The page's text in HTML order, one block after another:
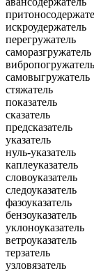
искроудержатель
перегружатель
саморазгружатель
вибропогружатель
самовыгружатель
стяжатель
показатель
сказатель
предсказатель
указатель
нуль-указатель
каплеуказатель
словоуказатель
следоуказатель
фазоуказатель
бензоуказатель
уклоноуказатель
ветроуказатель
терзатель
узловязатель